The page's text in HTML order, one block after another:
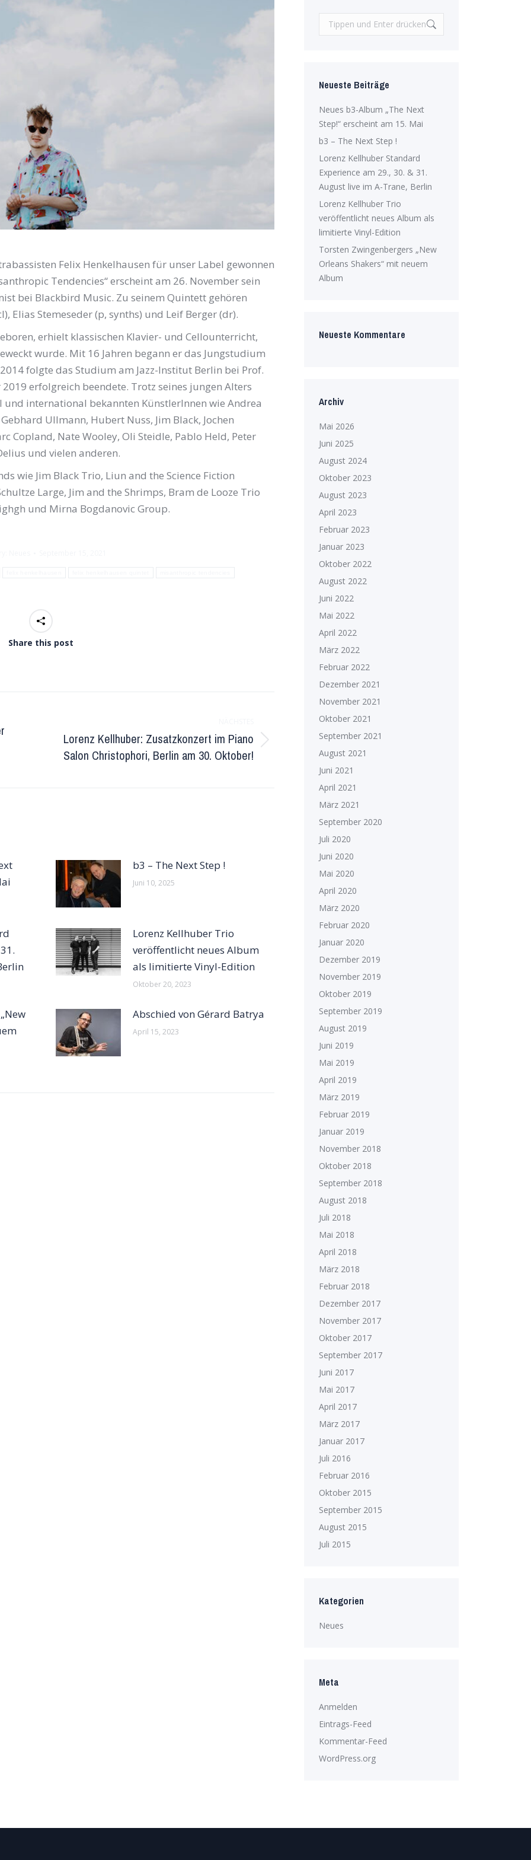
Felix Henkelhausen für unser Label gewonnen
Tendencies“ erscheint am 26. November sein
bei Blackbird Music. Zu seinem Quintett gehören
Elias Stemeseder (p, synths) und Leif Berger (dr).
erhielt klassischen Klavier- und Cellounterricht,
wurde. Mit 16 Jahren begann er das Jungstudium
folgte das Studium am Jazz-Institut Berlin bei Prof.
erfolgreich beendete. Trotz seines jungen Alters
international bekannten KünstlerInnen wie Andrea
Ullmann, Hubert Nuss, Jim Black, Jochen
Copland, Nate Wooley, Oli Steidle, Pablo Held, Peter
und vielen anderen.
wie Jim Black Trio, Liun and the Science Fiction
Large, Jim and the Shrimps, Bram de Looze Trio
und Mirna Bogdanovic Group.
Share this post
Nächster
Beitrag:
Lorenz Kellhuber: Zusatzkonzert im Piano
Salon Christophori, Berlin am 30. Oktober!
b3 – The Next Step !
Juni 10, 2025
Lorenz Kellhuber Trio
veröffentlicht neues Album
als limitierte Vinyl-Edition
Oktober 20, 2023
Abschied von Gérard Batrya
April 15, 2023
Search:
Neueste Beiträge
Neues b3-Album „The Next
Step!“ erscheint am 15. Mai
b3 – The Next Step !
Lorenz Kellhuber Standard
Experience am 29., 30. & 31.
August live im A-Trane, Berlin
Lorenz Kellhuber Trio
veröffentlicht neues Album als
limitierte Vinyl-Edition
Torsten Zwingenbergers „New
Orleans Shakers“ mit neuem
Album
Neueste Kommentare
Archiv
Mai 2026
Juni 2025
August 2024
Oktober 2023
August 2023
April 2023
Februar 2023
Januar 2023
Oktober 2022
August 2022
Juni 2022
Mai 2022
April 2022
März 2022
Februar 2022
Dezember 2021
November 2021
Oktober 2021
September 2021
August 2021
Juni 2021
April 2021
März 2021
September 2020
Juli 2020
Juni 2020
Mai 2020
April 2020
März 2020
Februar 2020
Januar 2020
Dezember 2019
November 2019
Oktober 2019
September 2019
August 2019
Juni 2019
Mai 2019
April 2019
März 2019
Februar 2019
Januar 2019
November 2018
Oktober 2018
September 2018
August 2018
Juli 2018
Mai 2018
April 2018
März 2018
Februar 2018
Dezember 2017
November 2017
Oktober 2017
September 2017
Juni 2017
Mai 2017
April 2017
März 2017
Januar 2017
Juli 2016
Februar 2016
Oktober 2015
September 2015
August 2015
Juli 2015
Kategorien
Neues
Meta
Anmelden
Eintrags-Feed
Kommentar-Feed
WordPress.org